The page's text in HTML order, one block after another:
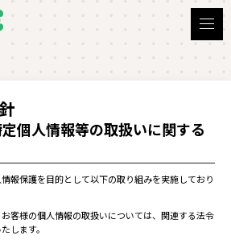
定個人情報等の取扱いに関する
報保護を目的として以下の取り組みを実施しており
客様の個人情報の取扱いについては、関連する法令
します。